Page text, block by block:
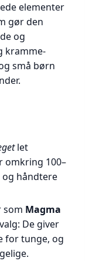
elementer
gør den
og
kramme-
små børn
let
omkring 100–
og håndtere
som Magma
De giver
for tunge, og